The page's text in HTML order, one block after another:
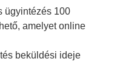
ügyintézés 100
amelyet online
beküldési ideje